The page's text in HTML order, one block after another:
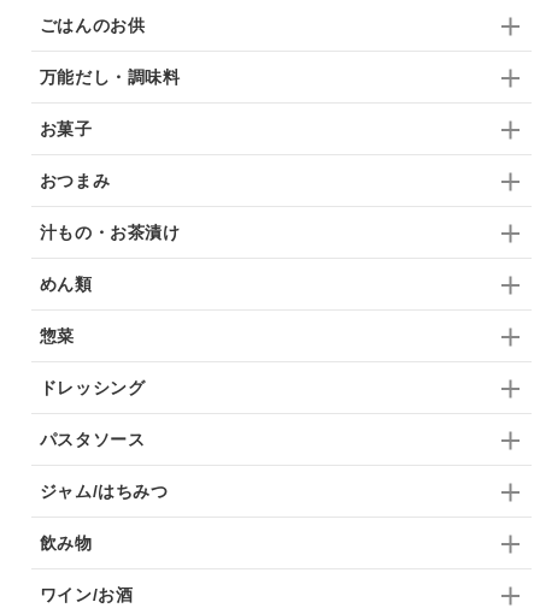
ごはんのお供
万能だし・調味料
お菓子
おつまみ
汁もの・お茶漬け
めん類
惣菜
ドレッシング
パスタソース
ジャム/はちみつ
飲み物
ワイン/お酒